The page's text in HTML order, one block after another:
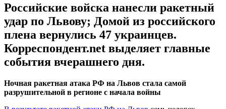
Российские войска нанесли ракетный
удар по Львову; Домой из российского
плена вернулись 47 украинцев.
Корреспондент.net выделяет главные
события вчерашнего дня.
Ночная ракетная атака РФ на Львов стала самой
разрушительной в регионе с начала войны